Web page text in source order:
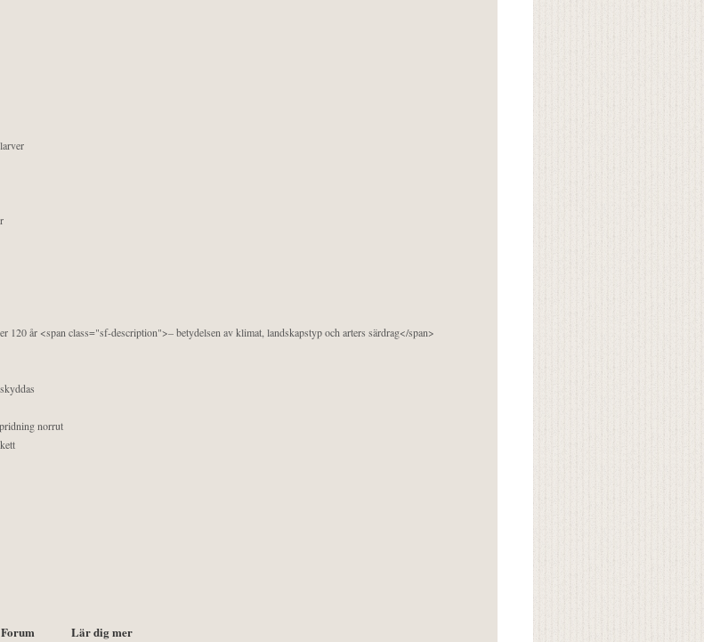
år <span class="sf-description">– betydelsen av klimat, landskapstyp och arters särdrag</span>
norrut
Forum Lär dig mer